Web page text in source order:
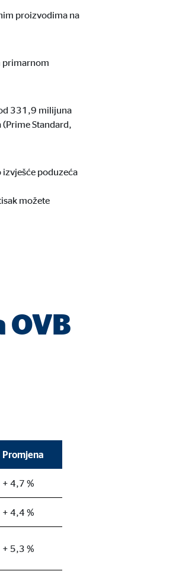
proizvodima na
primarnom
331,9 milijuna
Standard,
poduzeća
možete
Promjena
+ 4,7 %
+ 4,4 %
+ 5,3 %